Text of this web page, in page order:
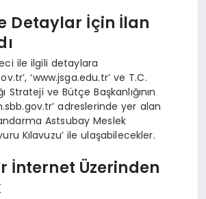
Detaylar İçin İlan
ile ilgili detaylara
‘www.jsga.edu.tr’ ve T.C.
Strateji ve Bütçe Başkanlığının
adreslerinde yer alan
Astsubay Meslek
Kılavuzu’ ile ulaşabilecekler.
İnternet Üzerinden